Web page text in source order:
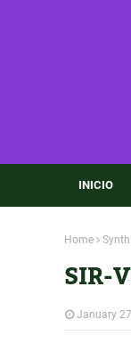
INICIO
Home
SIR-
January